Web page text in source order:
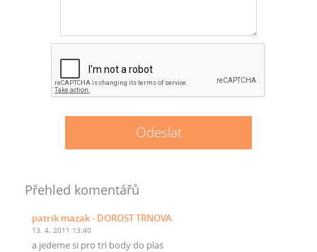
Přehled komentářů
patrik mazak- DOROST TRNOVA
13. 4. 2011 13:40
a jedeme si pro tri body do plas